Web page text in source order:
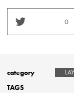
0
category
TAGS